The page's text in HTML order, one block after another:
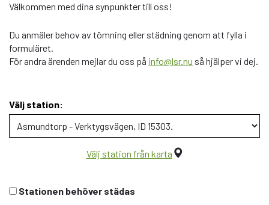
Välkommen med dina synpunkter till oss!
Du anmäler behov av tömning eller städning genom att fylla i
formuläret.
För andra ärenden mejlar du oss på info@lsr.nu så hjälper vi dej.
Välj station:
Välj station från karta
Stationen behöver städas